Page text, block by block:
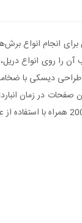
دیسکی با
در زمان